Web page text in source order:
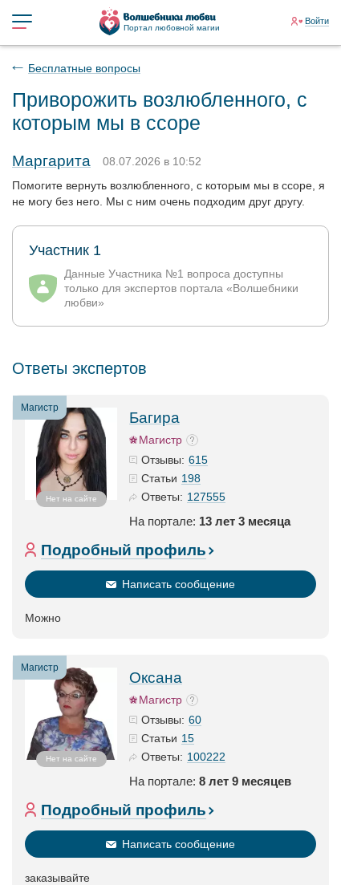
Портал любовной магии
Войти
Бесплатные вопросы
Приворожить возлюбленного, с
которым мы в ссоре
Маргарита
08.07.2026 в 10:52
Помогите вернуть возлюбленного, с которым мы в ссоре, я
не могу без него. Мы с ним очень подходим друг другу.
Участник 1
Данные Участника №1 вопроса доступны
только для экспертов портала «Волшебники
любви»
Ответы экспертов
Магистр
Нет на сайте
Багира
Магистр
Отзывы: 615
Статьи 198
Ответы: 127555
На портале: 13 лет 3 месяца
Подробный профиль
Написать сообщение
Можно
Магистр
Нет на сайте
Оксана
Магистр
Отзывы: 60
Статьи 15
Ответы: 100222
На портале: 8 лет 9 месяцев
Подробный профиль
Написать сообщение
заказывайте